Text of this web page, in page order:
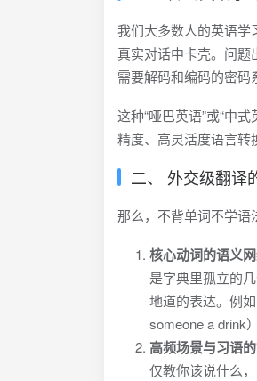
我们大多数人的英语学
真实对话中卡壳。问题
需要解码和编码的密码
这种“哑巴英语”或“中
精度、高灵活度语言转
二、 外交级翻译
那么，不背单词不学语
核心动词的语义
是字典里孤立的
地道的表达。例如
someone a drink
高频场景与习语
仅教你该说什么